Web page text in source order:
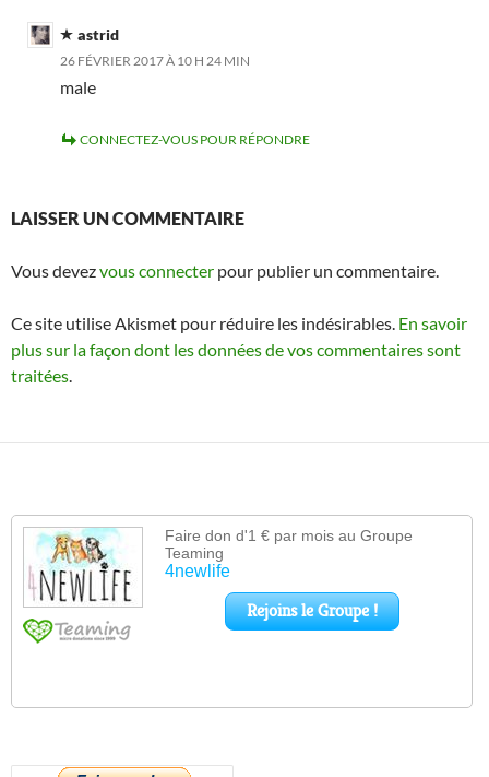
astrid
26 FÉVRIER 2017 À 10 H 24 MIN
male
CONNECTEZ-VOUS POUR RÉPONDRE
LAISSER UN COMMENTAIRE
Vous devezvous connecter pour publier un commentaire.
Ce site utilise Akismet pour réduire les indésirables. En savoir
plus sur la façon dont les données de vos commentaires sont
traitées